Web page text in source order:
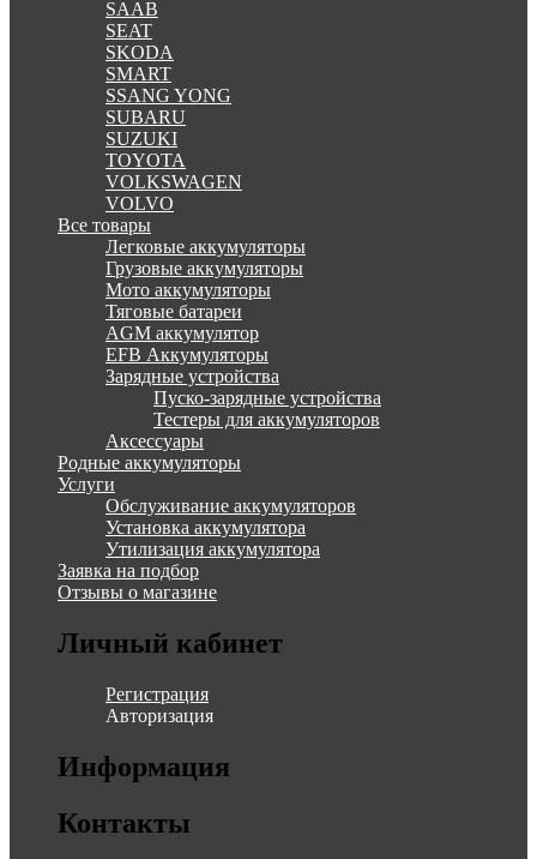
SAAB
SEAT
SKODA
SMART
SSANG YONG
SUBARU
SUZUKI
TOYOTA
VOLKSWAGEN
VOLVO
Все товары
Легковые аккумуляторы
Грузовые аккумуляторы
Мото аккумуляторы
Тяговые батареи
AGM аккумулятор
EFB Аккумуляторы
Зарядные устройства
Пуско-зарядные устройства
Тестеры для аккумуляторов
Аксессуары
Родные аккумуляторы
Услуги
Обслуживание аккумуляторов
Установка аккумулятора
Утилизация аккумулятора
Заявка на подбор
Отзывы о магазине
Личный кабинет
Регистрация
Авторизация
Информация
Контакты